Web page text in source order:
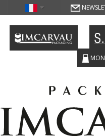
MON